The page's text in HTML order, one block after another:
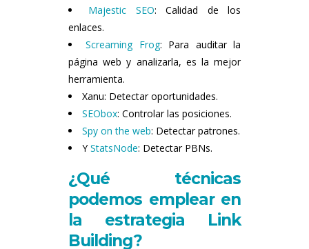
Majestic SEO: Calidad de los
enlaces.
Screaming Frog: Para auditar la
página web y analizarla, es la mejor
herramienta.
Xanu: Detectar oportunidades.
SEObox: Controlar las posiciones.
Spy on the web: Detectar patrones.
YStatsNode: Detectar PBNs.
¿Qué técnicas
podemos emplear en
la estrategia Link
Building?